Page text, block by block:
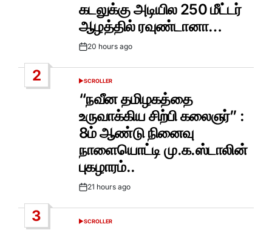
கடலுக்கு அடியில 250 மீட்டர்
ஆழத்தில் ரவுண்டானா…
Post20 hours ago
2
POSTED
IN
SCROLLER
“நவீன தமிழகத்தை
உருவாக்கிய சிற்பி கலைஞர்” :
8ம் ஆண்டு நினைவு
நாளையொட்டி மு.க.ஸ்டாலின்
புகழாரம்..
Post21 hours ago
3
POSTED
SCROLLER